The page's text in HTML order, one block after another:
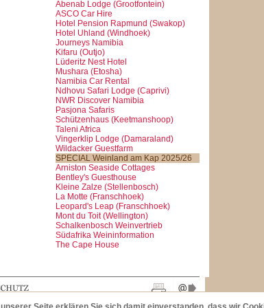
Abenab Lodge (Grootfontein)
ASCO Car Hire
Hotel Pension Rapmund (Swakop)
Hotel Uhland (Windhoek)
Journeys Namibia
Kifaru (Outjo)
Lüderitz Nest Hotel
Mushara (Etosha)
Namibia Car Rental
Ndhovu Safari Lodge (Caprivi)
NWR Discover Namibia
Pasjona Safaris
Schützenhaus (Keetmanshoop)
Taleni Africa
Vingerklip Lodge (Damaraland)
Wildacker Guestfarm
SPECIAL Weinland am Kap 2025/26
Arniston Seaside Cottages
Bentley's Guesthouse
Kleine Zalze (Stellenbosch)
La Motte (Franschhoek)
Leopard's Leap (Franschhoek)
Mont du Toit (Wellington)
Schalkenbosch Weinvertrieb
Südafrika Weininformation
The Cape House